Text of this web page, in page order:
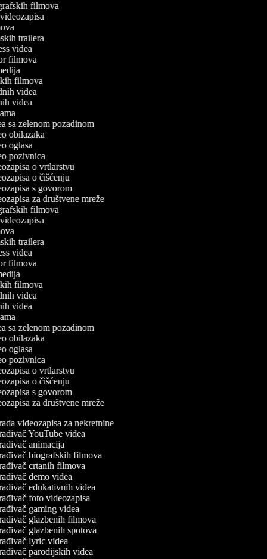
filmova
trailera
videa
filmova
filmova
videa
videa
sa zelenom pozadinom
obilazaka
oglasa
pozivnica
o vrtlarstvu
o čišćenju
s govorom
za društvene mreže
filmova
trailera
videa
filmova
filmova
videa
videa
sa zelenom pozadinom
obilazaka
oglasa
pozivnica
o vrtlarstvu
o čišćenju
s govorom
za društvene mreže
videozapisa za nekretnine
YouTube videa
animacija
biografskih filmova
crtanih filmova
demo videa
edukativnih videa
foto videozapisa
gaming videa
glazbenih filmova
glazbenih spotova
lyric videa
parodijskih videa